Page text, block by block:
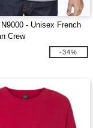
- Unisex French
Crew
-34%